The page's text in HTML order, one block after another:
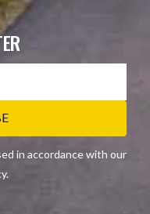
in accordance with our
.